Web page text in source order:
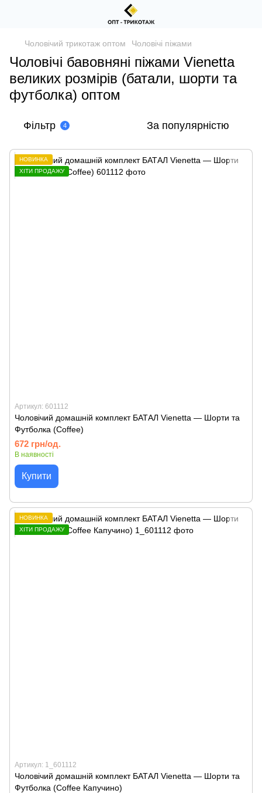
Чоловічий трикотаж оптом Чоловічі піжами
Чоловічі бавовняні піжами Vienetta
великих розмірів (батали, шорти та
футболка) оптом
Фільтр 4 За популярністю
НОВИНКА
ХІТИ ПРОДАЖУ
Артикул: 601112
Чоловічий домашній комплект БАТАЛ Vienetta — Шорти та
Футболка (Coffee)
672 грн/од.
В наявності
Купити
НОВИНКА
ХІТИ ПРОДАЖУ
Артикул: 1_601112
Чоловічий домашній комплект БАТАЛ Vienetta — Шорти та
Футболка (Coffee Капучино)